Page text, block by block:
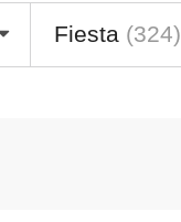
Fiesta (324)